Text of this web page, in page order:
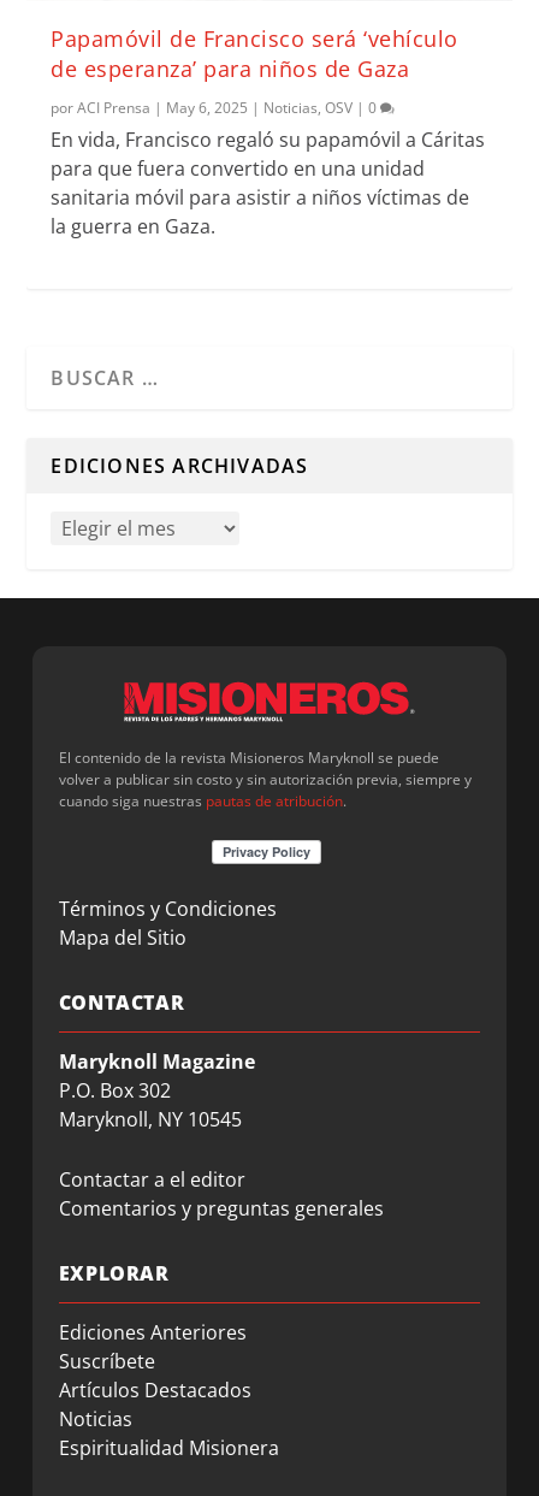
Papamóvil de Francisco será ‘vehículo
de esperanza’ para niños de Gaza
porACI Prensa | May 6, 2025 | Noticias,OSV |0
En vida, Francisco regaló su papamóvil a Cáritas
para que fuera convertido en una unidad
sanitaria móvil para asistir a niños víctimas de
la guerra en Gaza.
EDICIONES ARCHIVADAS
El contenido de la revista Misioneros Maryknoll se puede
volver a publicar sin costo y sin autorización previa, siempre y
cuando siga nuestras pautas de atribución.
Términos y Condiciones
Mapa del Sitio
CONTACTAR
Maryknoll Magazine
P.O. Box 302
Maryknoll, NY 10545
Contactar a el editor
Comentarios y preguntas generales
EXPLORAR
Ediciones Anteriores
Suscríbete
Artículos Destacados
Noticias
Espiritualidad Misionera